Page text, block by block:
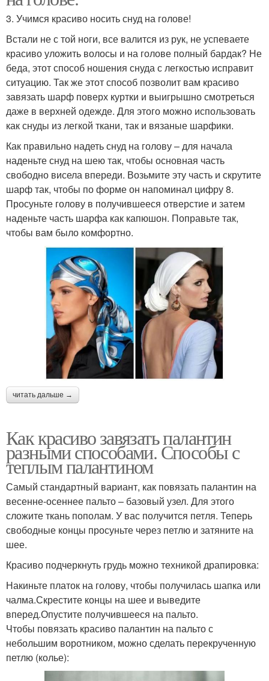
3. Учимся красиво носить снуд на голове!
Встали не с той ноги, все валится из рук, не успеваете
красиво уложить волосы и на голове полный бардак? Не
беда, этот способ ношения снуда с легкостью исправит
ситуацию. Так же этот способ позволит вам красиво
завязать шарф поверх куртки и выигрышно смотреться
даже в верхней одежде. Для этого можно использовать
как снуды из легкой ткани, так и вязаные шарфики.
Как правильно надеть снуд на голову – для начала
наденьте снуд на шею так, чтобы основная часть
свободно висела впереди. Возьмите эту часть и скрутите
шарф так, чтобы по форме он напоминал цифру 8.
Просуньте голову в получившееся отверстие и затем
наденьте часть шарфа как капюшон. Поправьте так,
чтобы вам было комфортно.
читать дальше →
Как красиво завязать палантин
разными способами. Способы с
теплым палантином
Самый стандартный вариант, как повязать палантин на
весенне-осеннее пальто – базовый узел. Для этого
сложите ткань пополам. У вас получится петля. Теперь
свободные концы просуньте через петлю и затяните на
шее.
Красиво подчеркнуть грудь можно техникой драпировка:
Накиньте платок на голову, чтобы получилась шапка или
чалма.Скрестите концы на шее и выведите
вперед.Опустите получившееся на пальто.
Чтобы повязать красиво палантин на пальто с
небольшим воротником, можно сделать перекрученную
петлю (колье):